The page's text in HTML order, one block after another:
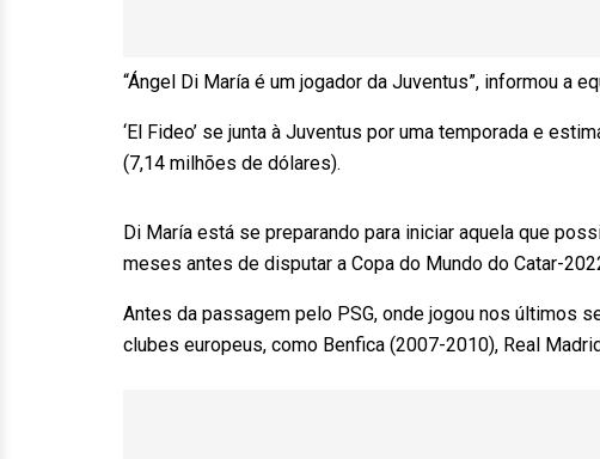
“Ángel Di María é um jogador da Juventus”, informou a
‘El Fideo’ se junta à Juventus por uma temporada e
(7,14 milhões de dólares).
Di María está se preparando para iniciar aquela que
meses antes de disputar a Copa do Mundo do Catar-
Antes da passagem pelo PSG, onde jogou nos últimos
clubes europeus, como Benfica (2007-2010), Real